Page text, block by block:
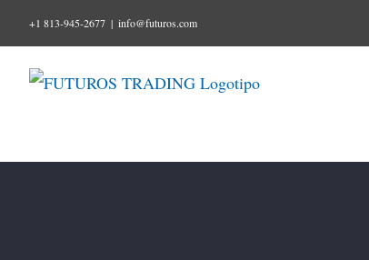
al
contenido
+1 813-945-2677 | info@futuros.com